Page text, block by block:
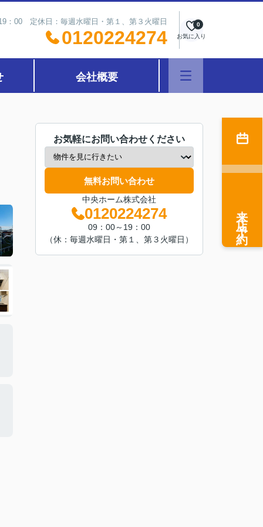
：00 定休日：毎週水曜日・第１、第３火曜日
0120224274 お気に入り
0
会社概要
お気軽にお問い合わせください
無料お問い合わせ
中央ホーム株式会社
0120224274
09：00～19：00
（休：毎週水曜日・第１、第３火曜日）
来店予約